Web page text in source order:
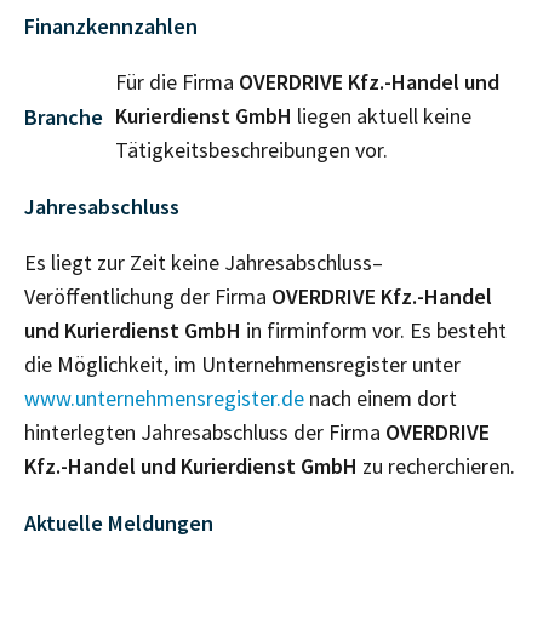
Finanzkennzahlen
Branche
Für die Firma OVERDRIVE Kfz.-Handel und
Kurierdienst GmbH liegen aktuell keine
Tätigkeitsbeschreibungen vor.
Jahresabschluss
Es liegt zur Zeit keine Jahresabschluss–
Veröffentlichung der Firma OVERDRIVE Kfz.-Handel
und Kurierdienst GmbH in firminform vor. Es besteht
die Möglichkeit, im Unternehmensregister unter
www.unternehmensregister.de nach einem dort
hinterlegten Jahresabschluss der Firma OVERDRIVE
Kfz.-Handel und Kurierdienst GmbH zu recherchieren.
Aktuelle Meldungen